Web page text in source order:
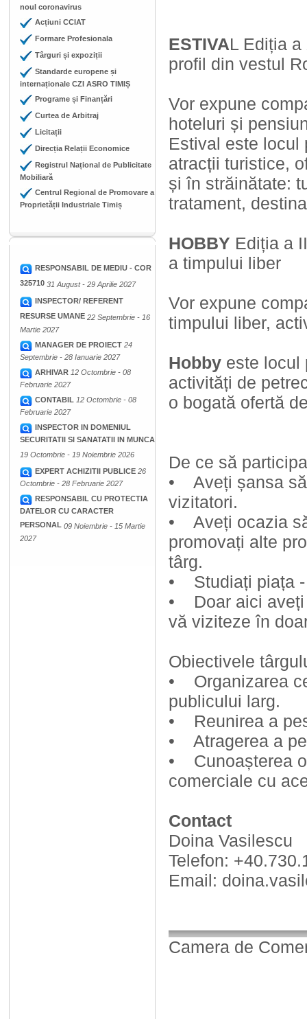
noul coronavirus
Acțiuni CCIAT
Formare Profesionala
Târguri și expoziții
Standarde europene și
internaționale CZI ASRO TIMIȘ
Programe și Finanțări
Curtea de Arbitraj
Licitații
Direcția Relații Economice
Registrul Național de Publicitate
Mobiliară
Centrul Regional de Promovare a
Proprietății Industriale Timiș
RESPONSABIL DE MEDIU - COR
325710 31 August - 29 Aprilie 2027
INSPECTOR/ REFERENT
RESURSE UMANE 22 Septembrie - 16
Martie 2027
MANAGER DE PROIECT 24
Septembrie - 28 Ianuarie 2027
ARHIVAR 12 Octombrie - 08
Februarie 2027
CONTABIL 12 Octombrie - 08
Februarie 2027
INSPECTOR IN DOMENIUL
SECURITATII SI SANATATII IN MUNCA
19 Octombrie - 19 Noiembrie 2026
EXPERT ACHIZITII PUBLICE 26
Octombrie - 28 Februarie 2027
RESPONSABIL CU PROTECTIA
DATELOR CU CARACTER
PERSONAL 09 Noiembrie - 15 Martie
2027
ESTIVAL Ediția
profil din vestul
Vor expune
hoteluri și
Estival este locul
atracții turistice,
și în străinătate:
tratament,
HOBBY Ediția a
a timpului liber
Vor expune
timpului liber,
Hobby este locul
activități de
o bogată ofertă
De ce să
• Aveți șansa să
vizitatori.
• Aveți ocazia
promovați alte
târg.
• Studiați piața -
• Doar aici aveți
vă viziteze în
Obiectivele
• Organizarea
publicului larg.
• Reunirea a
• Atragerea a
• Cunoașterea
comerciale cu
Contact
Doina Vasilescu
Telefon:
Email:
Camera de